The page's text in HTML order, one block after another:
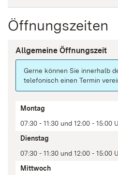
Öffnungszeiten
Allgemeine Öffnungszeit
Gerne können Sie innerhalb
telefonisch einen Termin
Tag
Zeit(en)
Anmerkung
Montag
07:30 - 11:30 und 12:00 - 15:00
Dienstag
07:30 - 11:30 und 12:00 - 15:00
Mittwoch